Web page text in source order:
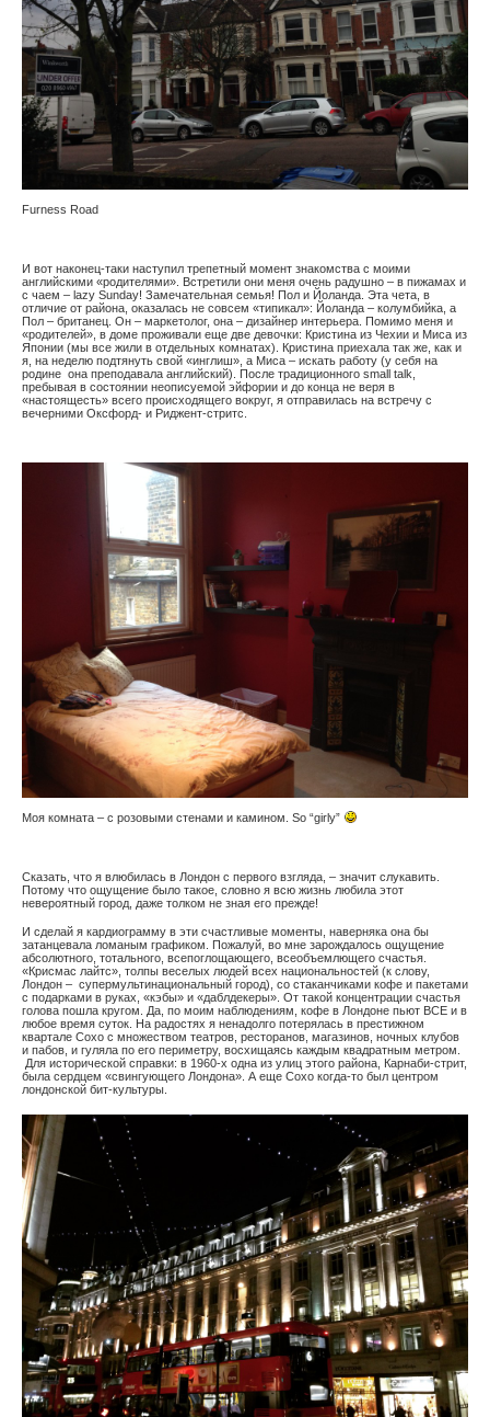
Furness Road
И вот наконец-таки наступил трепетный момент знакомства с моими
английскими «родителями». Встретили они меня очень радушно – в пижамах и
с чаем – lazy Sunday! Замечательная семья! Пол и Йоланда. Эта чета, в
отличие от района, оказалась не совсем «типикал»: Йоланда – колумбийка, а
Пол – британец. Он – маркетолог, она – дизайнер интерьера. Помимо меня и
«родителей», в доме проживали еще две девочки: Кристина из Чехии и Миса из
Японии (мы все жили в отдельных комнатах). Кристина приехала так же, как и
я, на неделю подтянуть свой «инглиш», а Миса – искать работу (у себя на
родине она преподавала английский). После традиционного small talk,
пребывая в состоянии неописуемой эйфории и до конца не веря в
«настоящесть» всего происходящего вокруг, я отправилась на встречу с
вечерними Оксфорд- и Риджент-стритс.
Моя комната – с розовыми стенами и камином. So “girly”
Сказать, что я влюбилась в Лондон с первого взгляда, – значит слукавить.
Потому что ощущение было такое, словно я всю жизнь любила этот
невероятный город, даже толком не зная его прежде!
И сделай я кардиограмму в эти счастливые моменты, наверняка она бы
затанцевала ломаным графиком. Пожалуй, во мне зарождалось ощущение
абсолютного, тотального, всепоглощающего, всеобъемлющего счастья.
«Крисмас лайтс», толпы веселых людей всех национальностей (к слову,
Лондон – супермультинациональный город), со стаканчиками кофе и пакетами
с подарками в руках, «кэбы» и «даблдекеры». От такой концентрации счастья
голова пошла кругом. Да, по моим наблюдениям, кофе в Лондоне пьют ВСЕ и в
любое время суток. На радостях я ненадолго потерялась в престижном
квартале Сохо с множеством театров, ресторанов, магазинов, ночных клубов
и пабов, и гуляла по его периметру, восхищаясь каждым квадратным метром.
Для исторической справки: в 1960-х одна из улиц этого района, Карнаби-стрит,
была сердцем «свингующего Лондона». А еще Сохо когда-то был центром
лондонской бит-культуры.